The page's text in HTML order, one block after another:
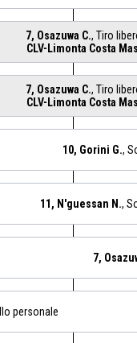
7, Osazuwa C., Tiro
CLV-Limonta Costa
7, Osazuwa C., Tiro
CLV-Limonta Costa
10, Gorini G.,
11, N'guessan N.,
7,
personale